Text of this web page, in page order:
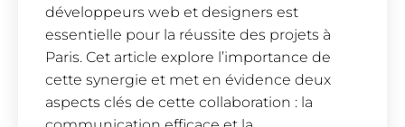
développeurs web et designers est
essentielle pour la réussite des projets à
Paris. Cet article explore l’importance de
cette synergie et met en évidence deux
aspects clés de cette collaboration : la